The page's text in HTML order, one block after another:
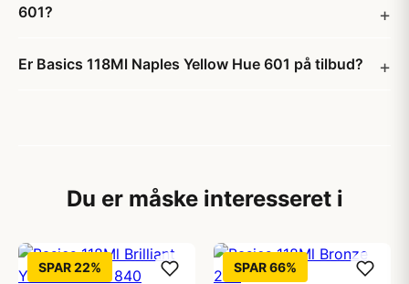
601?
Er Basics 118Ml Naples Yellow Hue 601 på tilbud?
Du er måske interesseret i
SPAR 22% SPAR 66%